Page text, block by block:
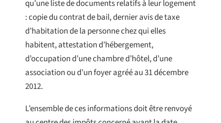
qu’une liste de documents relatifs à leur logement
: copie du contrat de bail, dernier avis de taxe
d’habitation de la personne chez qui elles
habitent, attestation d’hébergement,
d’occupation d’une chambre d’hôtel, d’une
association ou d’un foyer agréé au 31 décembre
2012.
L’ensemble de ces informations doit être renvoyé